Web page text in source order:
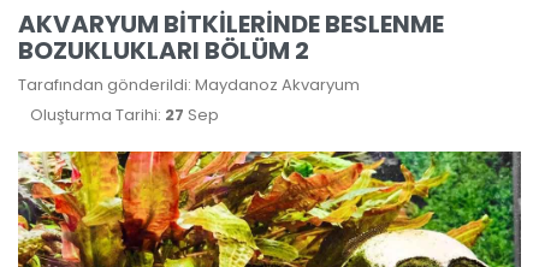
AKVARYUM BITKILERINDE BESLENME
BOZUKLUKLARI BÖLÜM 2
Tarafından gönderildi: Maydanoz Akvaryum
Oluşturma Tarihi: 27 Sep